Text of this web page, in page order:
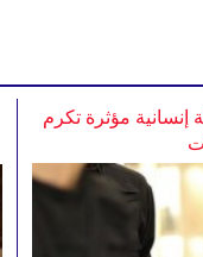
مؤثرة تكرم